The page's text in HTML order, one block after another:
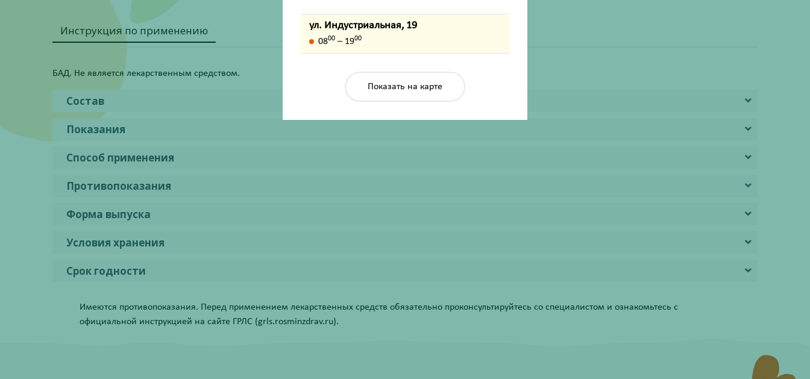
Инструкция по применению
БАД. Не является лекарственным средством.
Состав
Показания
Способ применения
Противопоказания
Форма выпуска
Условия хранения
Срок годности
Имеются противопоказания. Перед применением лекарственных средств обязательно проконсультируйтесь со специалистом и ознакомьтесь с
официальной инструкцией на сайте ГРЛС (grls.rosminzdrav.ru).
ул. Индустриальная, 19
0800 – 1900
Показать на карте